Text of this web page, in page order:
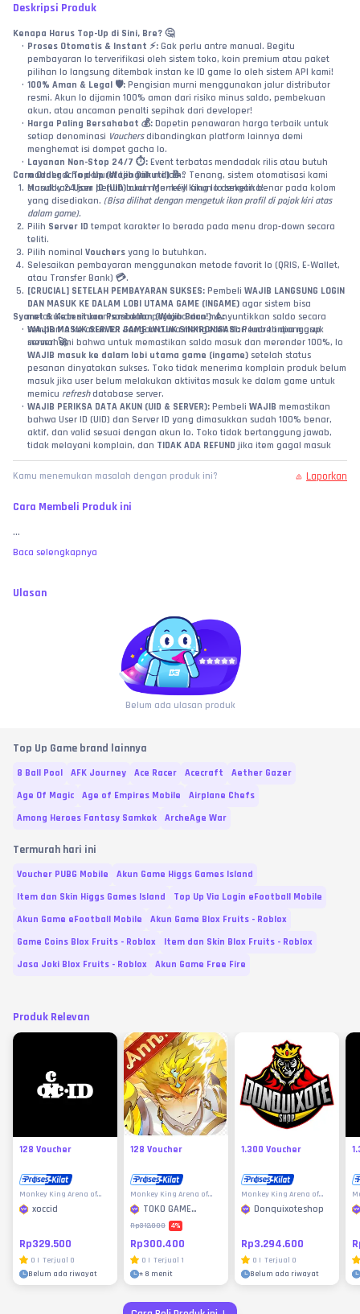
Deskripsi Produk
Kenapa Harus Top-Up di Sini, Bre? 🤔
Proses Otomatis & Instant ⚡: Gak perlu antre manual. Begitu
pembayaran lo terverifikasi oleh sistem toko, koin premium atau paket
pilihan lo langsung ditembak instan ke ID game lo oleh sistem API kami!
100% Aman & Legal 🛡️: Pengisian murni menggunakan jalur distributor
resmi. Akun lo dijamin 100% aman dari risiko minus saldo, pembekuan
akun, atau ancaman penalti sepihak dari developer!
Harga Paling Bersahabat 💰: Dapetin penawaran harga terbaik untuk
setiap denominasi Vouchers dibandingkan platform lainnya demi
menghemat isi dompet gacha lo.
Layanan Non-Stop 24/7 ⏱️: Event terbatas mendadak rilis atau butuh
modal gacha darurat tengah malam? Tenang, sistem otomatisasi kami
standby 24 jam penuh buat nge-refill akun lo seketika!
Cara Order & Top-Up (Wajib Diikuti!) 📝:
Masukkan User ID (UID) akun Monkey King lo dengan benar pada kolom
yang disediakan. (Bisa dilihat dengan mengetuk ikon profil di pojok kiri atas
dalam game).
Pilih Server ID tempat karakter lo berada pada menu drop-down secara
teliti.
Pilih nominal Vouchers yang lo butuhkan.
Selesaikan pembayaran menggunakan metode favorit lo (QRIS, E-Wallet,
atau Transfer Bank) 💳.
[CRUCIAL] SETELAH PEMBAYARAN SUKSES: Pembeli WAJIB LANGSUNG LOGIN
DAN MASUK KE DALAM LOBI UTAMA GAME (INGAME) agar sistem bisa
melakukan sinkronisasi data payload dan menyuntikkan saldo secara
sempurna ke akun lo! Jangan cuma mengecek dari luar tanpa masuk
server! 🚀
Syarat & Ketentuan Pembelian (Wajib Baca!) ⚠️:
WAJIB MASUK SERVER GAME UNTUK SINKRONISASI: Pembeli dianggap
WAJIB masuk ke dalam lobi utama game (ingame) setelah status
pesanan dinyatakan sukses. Toko tidak menerima komplain produk belum
masuk jika user belum melakukan aktivitas masuk ke dalam game untuk
memicu refresh database server.
WAJIB PERIKSA DATA AKUN (UID & SERVER): Pembeli WAJIB memastikan
bahwa User ID (UID) dan Server ID yang dimasukkan sudah 100% benar,
aktif, dan valid sesuai dengan akun lo. Toko tidak bertanggung jawab,
tidak melayani komplain, dan TIDAK ADA REFUND jika item gagal masuk
atau salah kirim ke akun lain akibat kelalaian pembeli dalam menginput
data!
Jika sistem kami sudah mengeluarkan status
kewajiban toko kami dinyatakan selesai 100%. Saldo dipastikan sudah
item belum bertambah, pembeli wajib melampirkan video tanpa potong
sebagai bukti valid investigasi.
pembayaran di toko ini, pembeli dianggap telah membaca, memahami,
seluruh syarat, ketentuan, serta batas garansi yang
berlaku di atas. No refund atas kesalahan murni user, bre! 🧐
Kamu menemukan masalah dengan produk ini? Laporkan
Cara Membeli Produk ini
...
Baca selengkapnya
Ulasan
Belum ada ulasan produk
Top Up Game brand lainnya
8 Ball Pool AFK Journey Ace Racer Acecraft
Aether Gazer
Age Of Magic
Age of Empires Mobile
Airplane Chefs
Among Heroes Fantasy Samkok
ArcheAge War
Termurah hari ini
Voucher PUBG Mobile
Akun Game Higgs Games Island
Item dan Skin Higgs Games Island
Top Up Via Login eFootball Mobile
Akun Game eFootball Mobile
Akun Game Blox Fruits - Roblox
Game Coins Blox Fruits - Roblox
Item dan Skin Blox Fruits - Roblox
Jasa Joki Blox Fruits - Roblox
Akun Game Free Fire
Produk Relevan
128 Voucher
Monkey King Arena of
Heroesxoccid
Rp329.500
0 | Terjual 0
Belum ada riwayat
128 Voucher
Monkey King Arena of
HeroesTOKO GAME
MURAH
Rp312.000 4%
Rp300.400
0 | Terjual 1
± 8 menit
1.300 Voucher
Monkey King Arena of
HeroesDonquixoteshop
Rp3.294.600
0 | Terjual 0
Belum ada riwayat